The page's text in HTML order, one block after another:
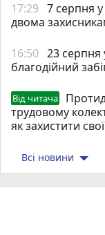
17:29 7 серпня
двома
16:50 23 серпня
благодійний
Від читача
трудовому
як захистити
Всі новини